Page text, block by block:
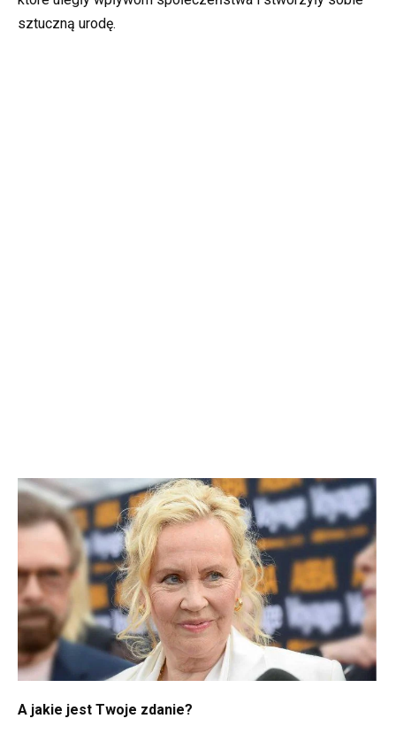
sztuczną urodę.
A jakie jest Twoje zdanie?